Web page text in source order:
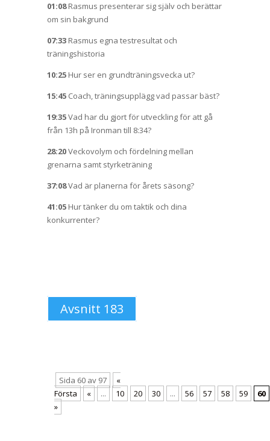
01:08Rasmus presenterar sig själv och berättar
om sin bakgrund
07:33Rasmus egna testresultat och
träningshistoria
10:25Hur ser en grundträningsvecka ut?
15:45Coach, träningsupplägg vad passar bäst?
19:35Vad har du gjort för utveckling för att gå
från 13h på Ironman till 8:34?
28:20Veckovolym och fördelning mellan
grenarna samt styrketräning
37:08Vad är planerna för årets säsong?
41:05Hur tänker du om taktik och dina
konkurrenter?
Avsnitt 183
Sida 60 av 97
«
Första
« ... 10 20 30 ... 56 57 58 59
60
»